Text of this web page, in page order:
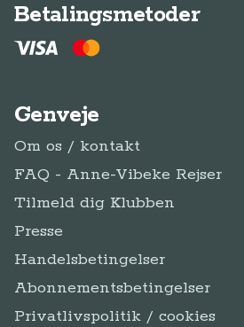
Betalingsmetoder
Genveje
Om os / kontakt
FAQ - Anne-Vibeke Rejser
Tilmeld dig Klubben
Presse
Handelsbetingelser
Abonnementsbetingelser
Privatlivspolitik / cookies